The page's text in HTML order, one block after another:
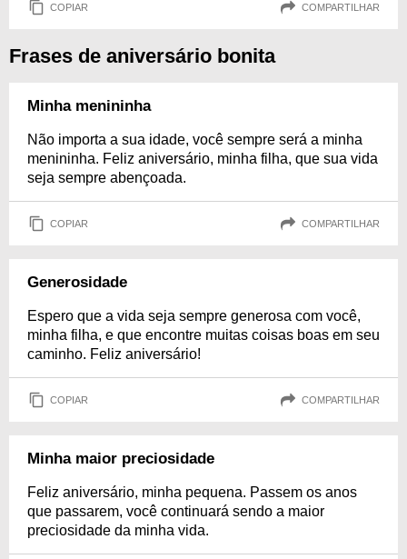
COPIAR COMPARTILHAR
Frases de aniversário bonita
Minha menininha
Não importa a sua idade, você sempre será a minha
menininha. Feliz aniversário, minha filha, que sua vida
seja sempre abençoada.
COPIAR COMPARTILHAR
Generosidade
Espero que a vida seja sempre generosa com você,
minha filha, e que encontre muitas coisas boas em seu
caminho. Feliz aniversário!
COPIAR COMPARTILHAR
Minha maior preciosidade
Feliz aniversário, minha pequena. Passem os anos
que passarem, você continuará sendo a maior
preciosidade da minha vida.